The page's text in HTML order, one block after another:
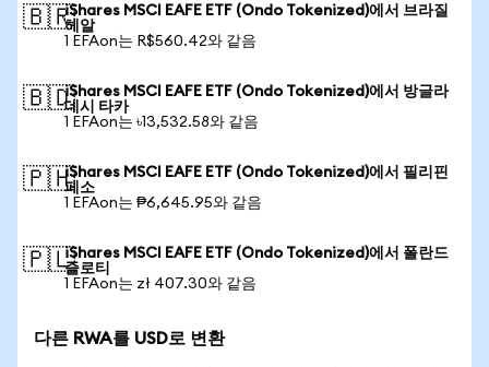
🇧🇷iShares MSCI EAFE ETF (Ondo Tokenized)에서 브라질
헤알
1 EFAon는 R$560.42와 같음
🇧🇩iShares MSCI EAFE ETF (Ondo Tokenized)에서 방글라
데시 타카
1 EFAon는 ৳13,532.58와 같음
🇵🇭iShares MSCI EAFE ETF (Ondo Tokenized)에서 필리핀
페소
1 EFAon는 ₱6,645.95와 같음
🇵🇱iShares MSCI EAFE ETF (Ondo Tokenized)에서 폴란드
즐로티
1 EFAon는 zł 407.30와 같음
다른 RWA를 USD로 변환